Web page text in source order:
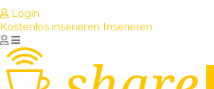
Login
Kostenlos inserieren Inserieren